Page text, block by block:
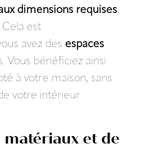
dimensions requises,
est
avez des espaces
Vous bénéficiez ainsi
à votre maison, sans
votre intérieur.
et de